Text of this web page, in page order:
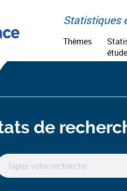
Statistiques
Thèmes
de